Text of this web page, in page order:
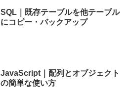
SQL｜既存テーブルを他テーブル
にコピー・バックアップ
JavaScript｜配列とオブジェクト
の簡単な使い方